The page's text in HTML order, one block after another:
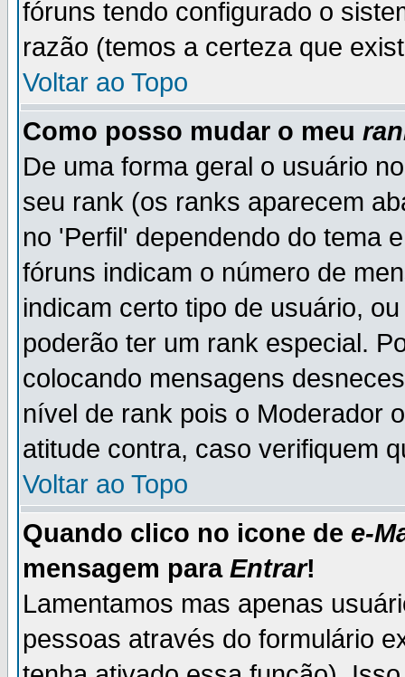
fóruns tendo configurado o
razão (temos a certeza que
Voltar ao Topo
Como posso mudar o meu
De uma forma geral o usuário
seu rank (os ranks aparecem
no 'Perfil' dependendo do tema
fóruns indicam o número de
indicam certo tipo de usuário,
poderão ter um rank especial.
colocando mensagens
nível de rank pois o Moderador
atitude contra, caso verifiquem
Voltar ao Topo
Quando clico no icone de e-
mensagem para Entrar!
Lamentamos mas apenas
pessoas através do formulário